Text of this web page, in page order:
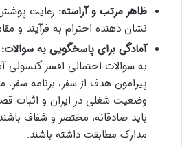
ظاهر مرتب و آراسته: رعایت
نشان دهنده احترام به فرآیند و
آمادگی برای پاسخگویی به سوالات:
به سوالات احتمالی افسر کنسولی
پیرامون هدف از سفر، برنامه
وضعیت شغلی در ایران و اثبات
باید صادقانه، مختصر و شفاف
مدارک مطابقت داشته باشند.